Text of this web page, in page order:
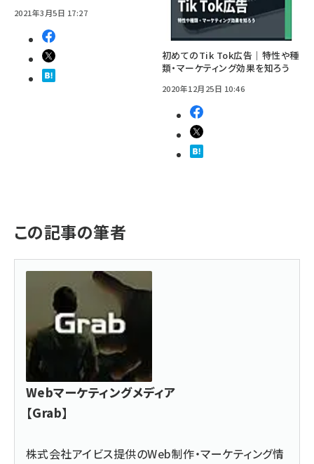
2021年3月5日 17:27
初めてのTik Tok広告｜特性や種
類・マーケティング効果を知ろう
2020年12月25日 10:46
この記事の筆者
Webマーケティングメディア
【Grab】
株式会社アイビス提供のWeb制作・マーケティング情